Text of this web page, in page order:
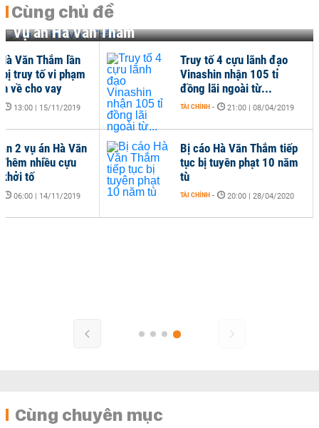
Cùng chủ đề
Vụ án Hà Văn Thắm
Bị cáo Hà Văn Thắm tiếp
tục bị tuyên phạt 10 năm
tù
TÀI CHÍNH - 20:00 | 28/04/2020
Văn Thắm lần
truy tố vi phạm
về cho vay
13:00 | 15/11/2019
2 vụ án Hà Văn
nhiều cựu
tố
06:00 | 14/11/2019
Truy tố 4 cựu lãnh đạo
Vinashin nhận 105 tỉ
đồng lãi ngoài từ...
TÀI CHÍNH - 21:00 | 08/04/2019
Cùng chuyên mục